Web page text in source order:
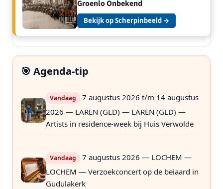
Groenlo Onbekend
Bekijk op Scherpinbeeld →
🎯 Agenda-tip
Vandaag
7 augustus 2026 t/m 14 augustus
2026 — LAREN (GLD) — LAREN (GLD) —
Artists in residence-week bij Huis Verwolde
Vandaag
7 augustus 2026 — LOCHEM —
LOCHEM — Verzoekconcert op de beiaard in
Gudulakerk